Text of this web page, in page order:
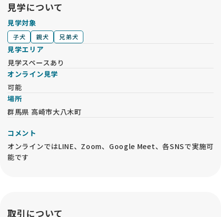
見学について
見学対象
子犬 親犬 兄弟犬
見学エリア
見学スペースあり
オンライン見学
可能
場所
群馬県 高崎市大八木町
コメント
オンラインではLINE、Zoom、Google Meet、各SNSで実施可
能です
取引について